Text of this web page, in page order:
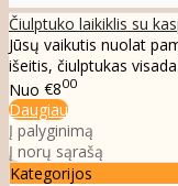
Čiulptuko laikiklis su
Jūsų vaikutis nuolat
išeitis, čiulptukas
Nuo €800
Daugiau
Į palyginimą
Į norų sąrašą
Kategorijos